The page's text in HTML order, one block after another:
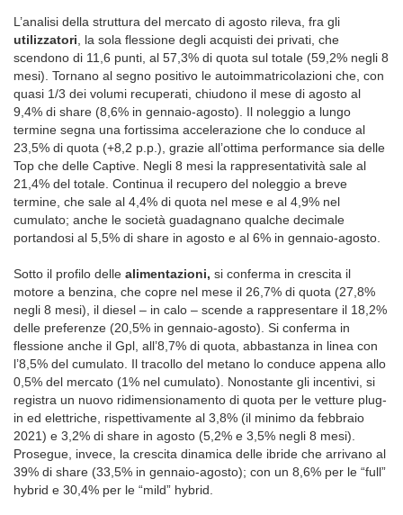
L’analisi della struttura del mercato di agosto rileva, fra gli
utilizzatori , la sola flessione degli acquisti dei privati, che
scendono di 11,6 punti, al 57,3% di quota sul totale (59,2% negli 8
mesi). Tornano al segno positivo le autoimmatricolazioni che, con
quasi 1/3 dei volumi recuperati, chiudono il mese di agosto al
9,4% di share (8,6% in gennaio-agosto). Il noleggio a lungo
termine segna una fortissima accelerazione che lo conduce al
23,5% di quota (+8,2 p.p.), grazie all’ottima performance sia delle
Top che delle Captive. Negli 8 mesi la rappresentatività sale al
21,4% del totale. Continua il recupero del noleggio a breve
termine, che sale al 4,4% di quota nel mese e al 4,9% nel
cumulato; anche le società guadagnano qualche decimale
portandosi al 5,5% di share in agosto e al 6% in gennaio-agosto.
Sotto il profilo delle alimentazioni, si conferma in crescita il
motore a benzina, che copre nel mese il 26,7% di quota (27,8%
negli 8 mesi), il diesel – in calo – scende a rappresentare il 18,2%
delle preferenze (20,5% in gennaio-agosto). Si conferma in
flessione anche il Gpl, all’8,7% di quota, abbastanza in linea con
l’8,5% del cumulato. Il tracollo del metano lo conduce appena allo
0,5% del mercato (1% nel cumulato). Nonostante gli incentivi, si
registra un nuovo ridimensionamento di quota per le vetture plug-
in ed elettriche, rispettivamente al 3,8% (il minimo da febbraio
2021) e 3,2% di share in agosto (5,2% e 3,5% negli 8 mesi).
Prosegue, invece, la crescita dinamica delle ibride che arrivano al
39% di share (33,5% in gennaio-agosto); con un 8,6% per le “full”
hybrid e 30,4% per le “mild” hybrid.